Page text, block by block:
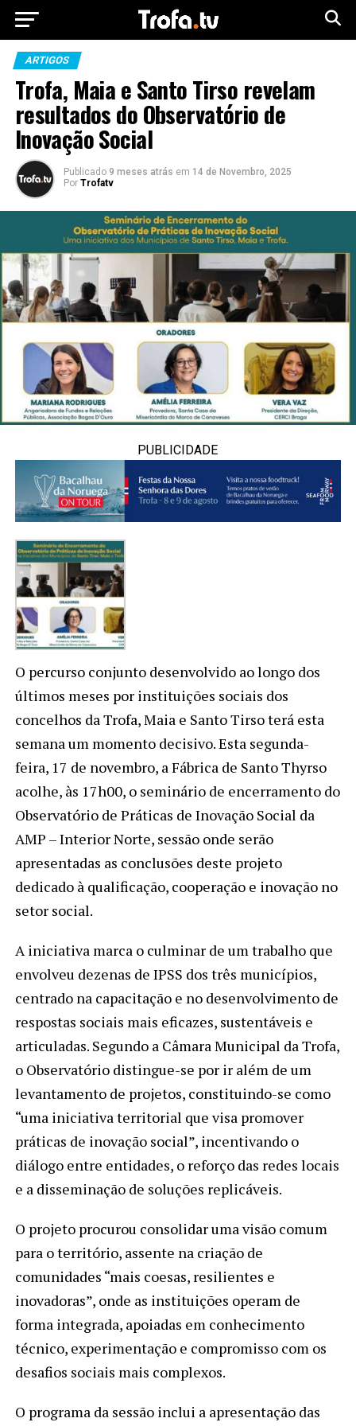
ARTIGOS
Trofa, Maia e Santo Tirso revelam
resultados do Observatório de
Inovação Social
Publicado 9 meses atrás em 14 de Novembro, 2025
Por Trofatv
PUBLICIDADE
O percurso conjunto desenvolvido ao longo dos
últimos meses por instituições sociais dos
concelhos da Trofa, Maia e Santo Tirso terá esta
semana um momento decisivo. Esta segunda-
feira, 17 de novembro, a Fábrica de Santo Thyrso
acolhe, às 17h00, o seminário de encerramento do
Observatório de Práticas de Inovação Social da
AMP – Interior Norte, sessão onde serão
apresentadas as conclusões deste projeto
dedicado à qualificação, cooperação e inovação no
setor social.
A iniciativa marca o culminar de um trabalho que
envolveu dezenas de IPSS dos três municípios,
centrado na capacitação e no desenvolvimento de
respostas sociais mais eficazes, sustentáveis e
articuladas. Segundo a Câmara Municipal da Trofa,
o Observatório distingue-se por ir além de um
levantamento de projetos, constituindo-se como
“uma iniciativa territorial que visa promover
práticas de inovação social”, incentivando o
diálogo entre entidades, o reforço das redes locais
e a disseminação de soluções replicáveis.
O projeto procurou consolidar uma visão comum
para o território, assente na criação de
comunidades “mais coesas, resilientes e
inovadoras”, onde as instituições operam de
forma integrada, apoiadas em conhecimento
técnico, experimentação e compromisso com os
desafios sociais mais complexos.
O programa da sessão inclui a apresentação das